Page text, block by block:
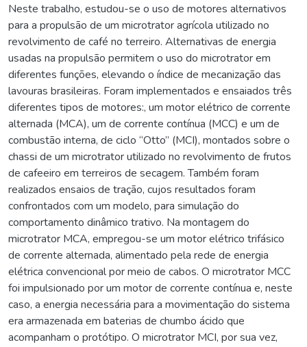
Neste trabalho, estudou-se o uso de motores alternativos
para a propulsão de um microtrator agrícola utilizado no
revolvimento de café no terreiro. Alternativas de energia
usadas na propulsão permitem o uso do microtrator em
diferentes funções, elevando o índice de mecanização das
lavouras brasileiras. Foram implementados e ensaiados três
diferentes tipos de motores:, um motor elétrico de corrente
alternada (MCA), um de corrente contínua (MCC) e um de
combustão interna, de ciclo “Otto” (MCI), montados sobre o
chassi de um microtrator utilizado no revolvimento de frutos
de cafeeiro em terreiros de secagem. Também foram
realizados ensaios de tração, cujos resultados foram
confrontados com um modelo, para simulação do
comportamento dinâmico trativo. Na montagem do
microtrator MCA, empregou-se um motor elétrico trifásico
de corrente alternada, alimentado pela rede de energia
elétrica convencional por meio de cabos. O microtrator MCC
foi impulsionado por um motor de corrente contínua e, neste
caso, a energia necessária para a movimentação do sistema
era armazenada em baterias de chumbo ácido que
acompanham o protótipo. O microtrator MCI, por sua vez,